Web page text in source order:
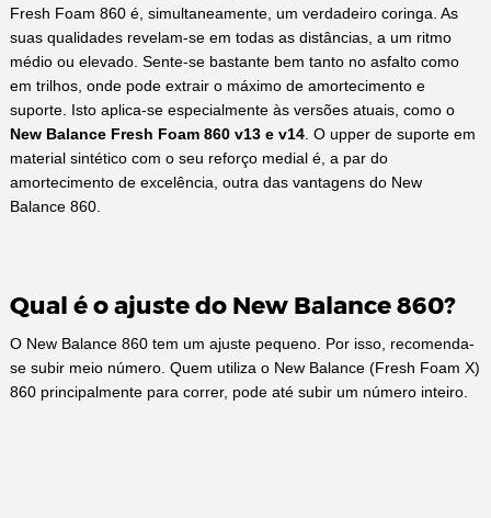
Fresh Foam 860 é, simultaneamente, um verdadeiro coringa. As
suas qualidades revelam-se em todas as distâncias, a um ritmo
médio ou elevado. Sente-se bastante bem tanto no asfalto como
em trilhos, onde pode extrair o máximo de amortecimento e
suporte. Isto aplica-se especialmente às versões atuais, como o
New Balance Fresh Foam 860 v13 e v14. O upper de suporte em
material sintético com o seu reforço medial é, a par do
amortecimento de excelência, outra das vantagens do New
Balance 860.
Qual é o ajuste do New Balance 860?
O New Balance 860 tem um ajuste pequeno. Por isso, recomenda-
se subir meio número. Quem utiliza o New Balance (Fresh Foam X)
860 principalmente para correr, pode até subir um número inteiro.